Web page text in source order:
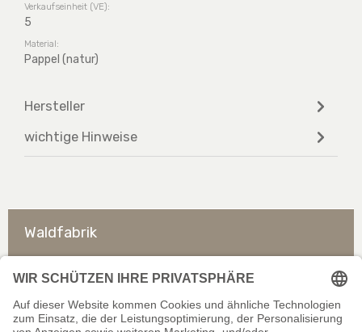
Verkaufseinheit (VE):
5
Material:
Pappel (natur)
Hersteller
wichtige Hinweise
Waldfabrik
So erreichen Sie uns
Rechtliches